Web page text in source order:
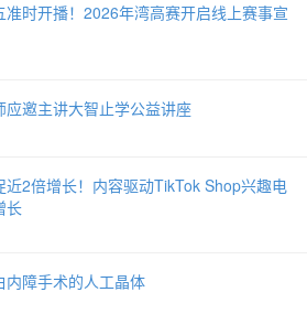
准时开播！2026年湾高赛开启线上赛事宣
应邀主讲大智止学公益讲座
近2倍增长！内容驱动TikTok Shop兴趣电
长
内障手术的人工晶体